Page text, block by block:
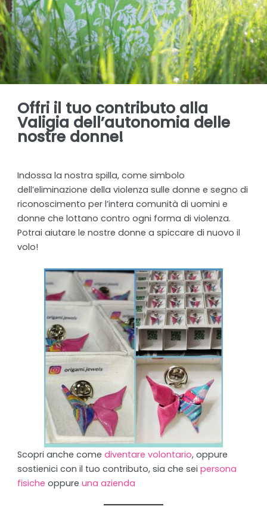
Offri il tuo contributo alla
Valigia dell’autonomia delle
nostre donne!
Indossa la nostra spilla, come simbolo
dell’eliminazione della violenza sulle donne e segno di
riconoscimento per l’intera comunità di uomini e
donne che lottano contro ogni forma di violenza.
Potrai aiutare le nostre donne a spiccare di nuovo il
volo!
Scopri anche comediventare volontario, oppure
sostienici con il tuo contributo, sia che seipersona
fisiche oppureuna azienda